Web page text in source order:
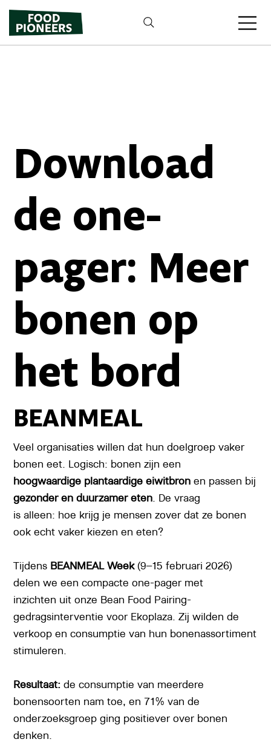
Download
de one-
pager: Meer
bonen op
het bord
BEANMEAL
Veel organisaties willen dat hun doelgroep vaker
bonen eet. Logisch: bonen zijn een
hoogwaardige plantaardige eiwitbron en passen bij
gezonder en duurzamer eten . De vraag
is alleen: hoe krijg je mensen zover dat ze bonen
ook echt vaker kiezen en eten?
Tijdens BEANMEAL Week(9–15 februari 2026)
delen we een compacte one-pager met
inzichten uit onze Bean Food Pairing-
gedragsinterventie voor Ekoplaza. Zij wilden de
verkoop en consumptie van hun bonenassortiment
stimuleren.
Resultaat:de consumptie van meerdere
bonensoorten nam toe, en 71% van de
onderzoeksgroep ging positiever over bonen
denken.